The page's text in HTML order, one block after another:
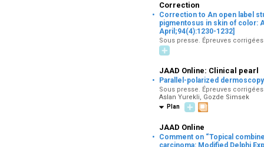
Correction
·
Correction to An open label
pigmentosus in skin of color:
April;94(4):1230-1232]
Sous presse. Épreuves
JAAD Online: Clinical pearl
· Parallel-polarized
Sous presse. Épreuves
Aslan Yurekli, Gozde Simsek
Plan
JAAD Online
·
Comment on “Topical
carcinoma: Modified Delphi